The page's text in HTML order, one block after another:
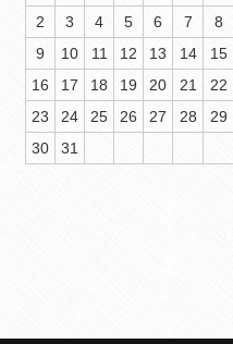
2
3 4 5 6 7
8
9
10 11 12 13 14
15
16
17 18 19 20 21
22
23
24 25 26 27 28
29
30
31